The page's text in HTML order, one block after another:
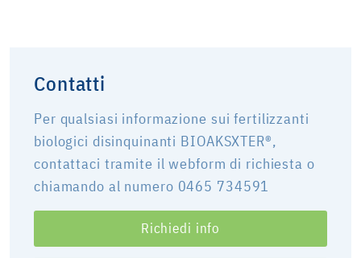
Contatti
Per qualsiasi informazione sui fertilizzanti
biologici disinquinanti BIOAKSXTER®,
contattaci tramite il webform di richiesta o
chiamando al numero 0465 734591
Richiedi info